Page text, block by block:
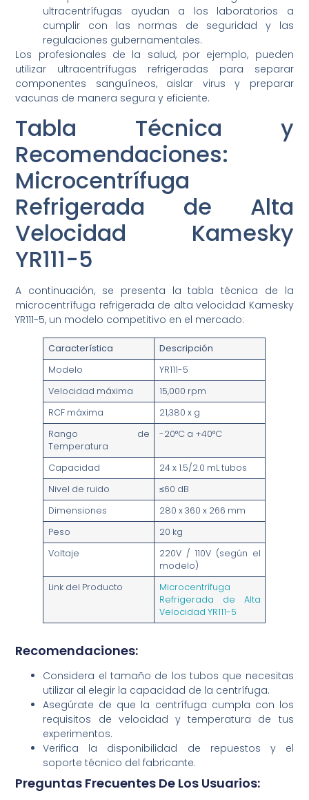
ultracentrífugas ayudan a los laboratorios a
cumplir con las normas de seguridad y las
regulaciones gubernamentales.
Los profesionales de la salud, por ejemplo, pueden
utilizar ultracentrífugas refrigeradas para separar
componentes sanguíneos, aislar virus y preparar
vacunas de manera segura y eficiente.
Tabla Técnica y
Recomendaciones:
Microcentrífuga
Refrigerada de Alta
Velocidad Kamesky
YR111-5
A continuación, se presenta la tabla técnica de la
microcentrífuga refrigerada de alta velocidad Kamesky
YR111-5, un modelo competitivo en el mercado:
Característica
Descripción
Modelo
YR111-5
Velocidad máxima
15,000 rpm
RCF máxima
21,380 x g
Rango de
Temperatura
-20°C a +40°C
Capacidad
24 x 1.5/2.0 mL tubos
Nivel de ruido
≤60 dB
Dimensiones
280 x 360 x 266 mm
Peso
20 kg
Voltaje
220V / 110V (según el
modelo)
Link del Producto
Microcentrífuga
Refrigerada de Alta
Velocidad YR111-5
Recomendaciones:
Considera el tamaño de los tubos que necesitas
utilizar al elegir la capacidad de la centrífuga.
Asegúrate de que la centrífuga cumpla con los
requisitos de velocidad y temperatura de tus
experimentos.
Verifica la disponibilidad de repuestos y el
soporte técnico del fabricante.
Preguntas Frecuentes De Los Usuarios: